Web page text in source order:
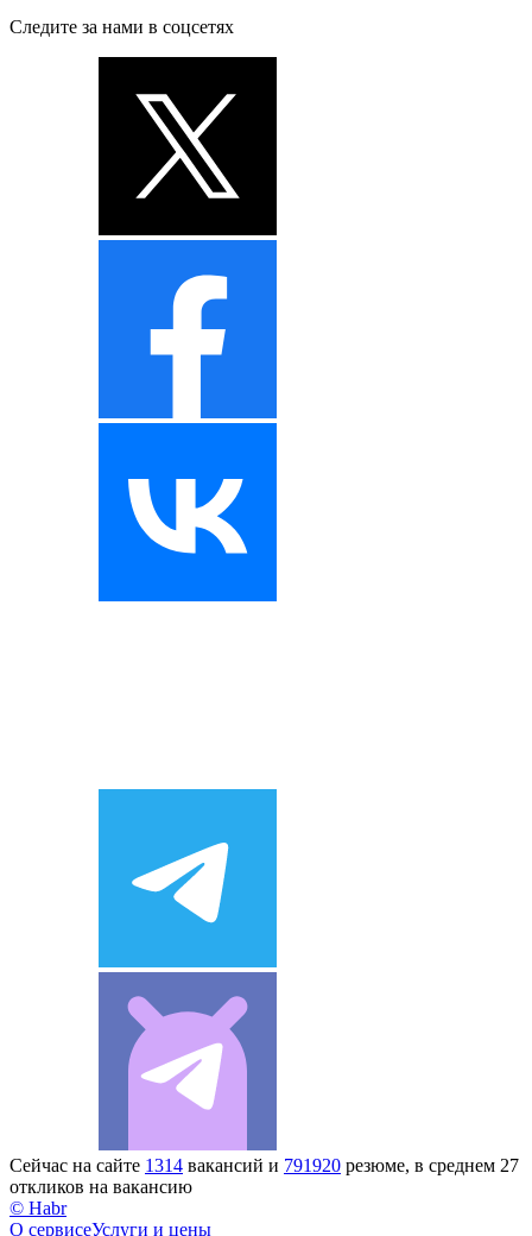
Следите за нами в соцсетях
Сейчас на сайте 1314 вакансий и 791920 резюме, в среднем 27
откликов на вакансию
© Habr
О сервисеУслуги и цены